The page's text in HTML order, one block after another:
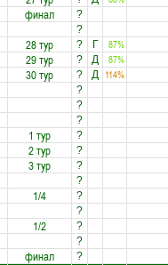
финал ?
?
28 тур ? Г 87%
29 тур ? Д 87%
30 тур ? Д 114%
?
?
?
1 тур ?
2 тур ?
3 тур ?
?
1/4 ?
?
1/2 ?
?
финал
?